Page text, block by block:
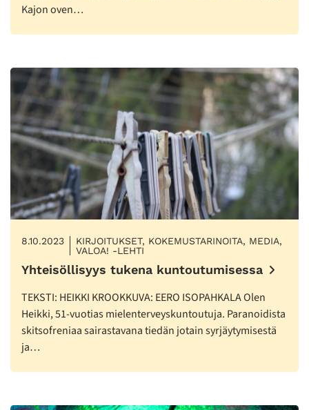
Kajon oven…
8.10.2023
KIRJOITUKSET, KOKEMUSTARINOITA, MEDIA,
VALOA! -LEHTI
Yhteisöllisyys tukena kuntoutumisessa
TEKSTI: HEIKKI KROOKKUVA: EERO ISOPAHKALA Olen
Heikki, 51-vuotias mielenterveyskuntoutuja. Paranoidista
skitsofreniaa sairastavana tiedän jotain syrjäytymisestä
ja…